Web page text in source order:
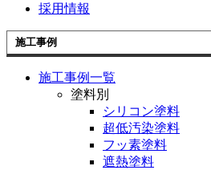
採用情報
施工事例
施工事例一覧
塗料別
シリコン塗料
超低汚染塗料
フッ素塗料
遮熱塗料